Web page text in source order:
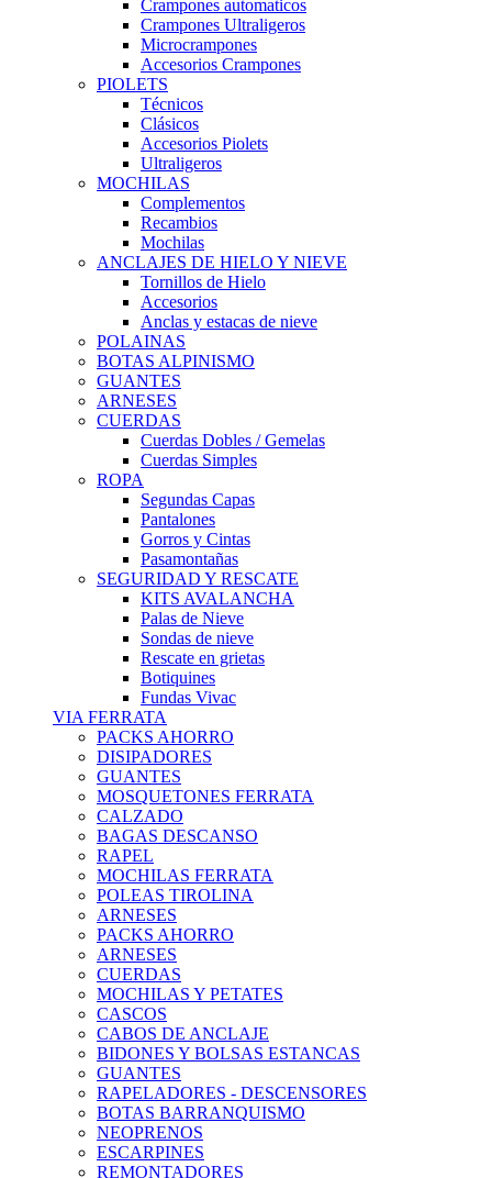
Crampones automaticos
Crampones Ultraligeros
Microcrampones
Accesorios Crampones
PIOLETS
Técnicos
Clásicos
Accesorios Piolets
Ultraligeros
MOCHILAS
Complementos
Recambios
Mochilas
ANCLAJES DE HIELO Y NIEVE
Tornillos de Hielo
Accesorios
Anclas y estacas de nieve
POLAINAS
BOTAS ALPINISMO
GUANTES
ARNESES
CUERDAS
Cuerdas Dobles / Gemelas
Cuerdas Simples
ROPA
Segundas Capas
Pantalones
Gorros y Cintas
Pasamontañas
SEGURIDAD Y RESCATE
KITS AVALANCHA
Palas de Nieve
Sondas de nieve
Rescate en grietas
Botiquines
Fundas Vivac
VIA FERRATA
PACKS AHORRO
DISIPADORES
GUANTES
MOSQUETONES FERRATA
CALZADO
BAGAS DESCANSO
RAPEL
MOCHILAS FERRATA
POLEAS TIROLINA
ARNESES
PACKS AHORRO
ARNESES
CUERDAS
MOCHILAS Y PETATES
CASCOS
CABOS DE ANCLAJE
BIDONES Y BOLSAS ESTANCAS
GUANTES
RAPELADORES - DESCENSORES
BOTAS BARRANQUISMO
NEOPRENOS
ESCARPINES
REMONTADORES